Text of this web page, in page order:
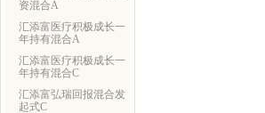
资混合A
汇添富医疗积极成长一
年持有混合A
汇添富医疗积极成长一
年持有混合C
汇添富弘瑞回报混合发
起式C